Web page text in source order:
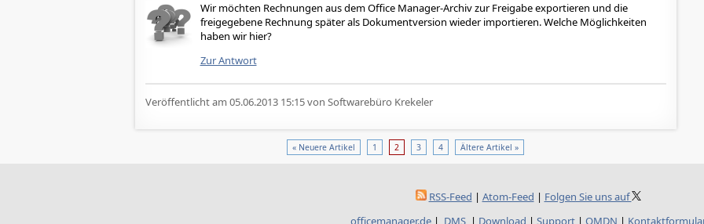
Wir möchten Rechnungen aus dem Office Manager-Archiv zur Freigabe exportieren und die
freigegebene Rechnung später als Dokumentversion wieder importieren. Welche Möglichkeiten
haben wir hier?
Zur Antwort
Veröffentlicht am 05.06.2013 15:15von Softwarebüro Krekeler
« Neuere Artikel 1 2 3 4 Ältere Artikel »
RSS-Feed | Atom-Feed | Folgen Sie uns auf
officemanager.de| DMS| Download | Support| OMDN |